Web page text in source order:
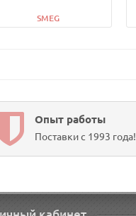
SMEG
Опыт работы
Поставки с 1993 года!